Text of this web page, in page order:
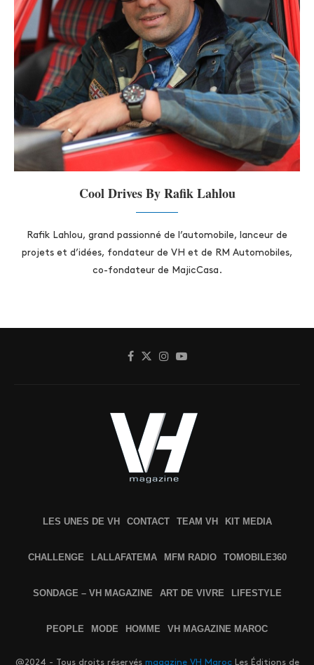
Cool Drives By Rafik Lahlou
Rafik Lahlou, grand passionné de l’automobile, lanceur de
projets et d’idées, fondateur de VH et de RM Automobiles,
co-fondateur de MajicCasa.
LES UNES DE VH CONTACT TEAM VH KIT MEDIA
CHALLENGE LALLAFATEMA MFM RADIO TOMOBILE360
SONDAGE – VH MAGAZINE ART DE VIVRE LIFESTYLE
PEOPLE MODE HOMME VH MAGAZINE MAROC
@2024 - Tous droits réservés magazine VH MarocLes Éditions de